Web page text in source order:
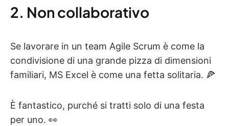
2. Non collaborativo
Se lavorare in un team Agile Scrum è come la
condivisione di una grande pizza di dimensioni
familiari, MS Excel è come una fetta solitaria. 🍕
È fantastico, purché si tratti solo di una festa
per uno. 👀